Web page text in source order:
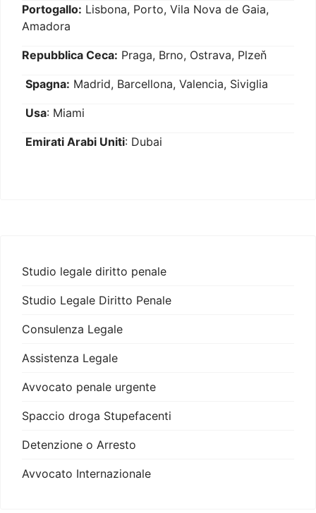
Portogallo: Lisbona, Porto, Vila Nova de Gaia,
Amadora
Repubblica Ceca: Praga, Brno, Ostrava, Plzeň
Spagna: Madrid, Barcellona, Valencia, Siviglia
Usa: Miami
Emirati Arabi Uniti: Dubai
Studio legale diritto penale
Studio Legale Diritto Penale
Consulenza Legale
Assistenza Legale
Avvocato penale urgente
Spaccio droga Stupefacenti
Detenzione o Arresto
Avvocato Internazionale